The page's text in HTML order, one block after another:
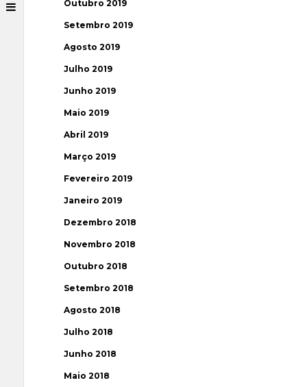
Outubro 2019
Setembro 2019
Agosto 2019
Julho 2019
Junho 2019
Maio 2019
Abril 2019
Março 2019
Fevereiro 2019
Janeiro 2019
Dezembro 2018
Novembro 2018
Outubro 2018
Setembro 2018
Agosto 2018
Julho 2018
Junho 2018
Maio 2018